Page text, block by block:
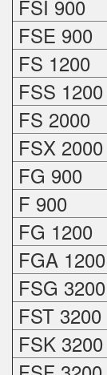
FSI 900
FSE 900
FS 1200
FSS 1200
FS 2000
FSX 2000
FG 900
F 900
FG 1200
FGA 1200
FSG 3200
FST 3200
FSK 3200